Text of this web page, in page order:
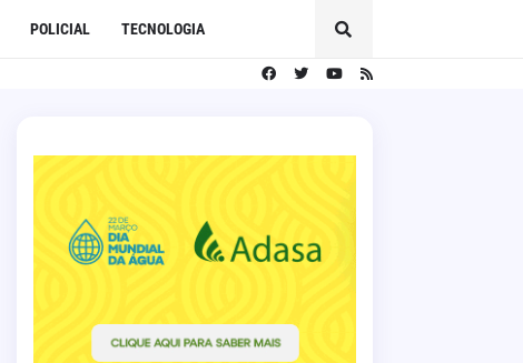
POLICIAL TECNOLOGIA